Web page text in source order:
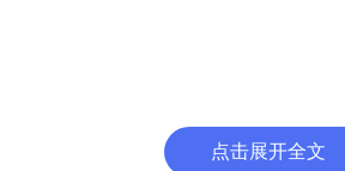
整。团队还展示了将基于hBN的
点击展开全文